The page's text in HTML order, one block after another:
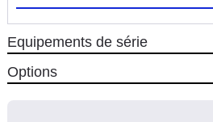
Equipements de série
Options